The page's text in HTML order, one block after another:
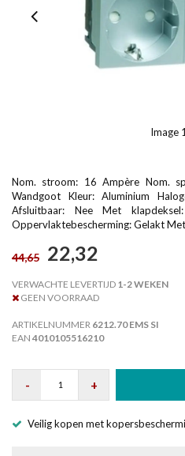
Image 1
Nom. stroom: 16 Ampère Nom.
Wandgoot Kleur: Aluminium
Afsluitbaar: Nee Met
Oppervlaktebescherming: Gelakt
44,65 22,32
VERWACHTE LEVERTIJD 1-2 WEKEN
GEEN VOORRAAD
ARTIKELNUMMER 6212.70 EMS SI
EAN 4010105516210
- +
Veilig kopen met